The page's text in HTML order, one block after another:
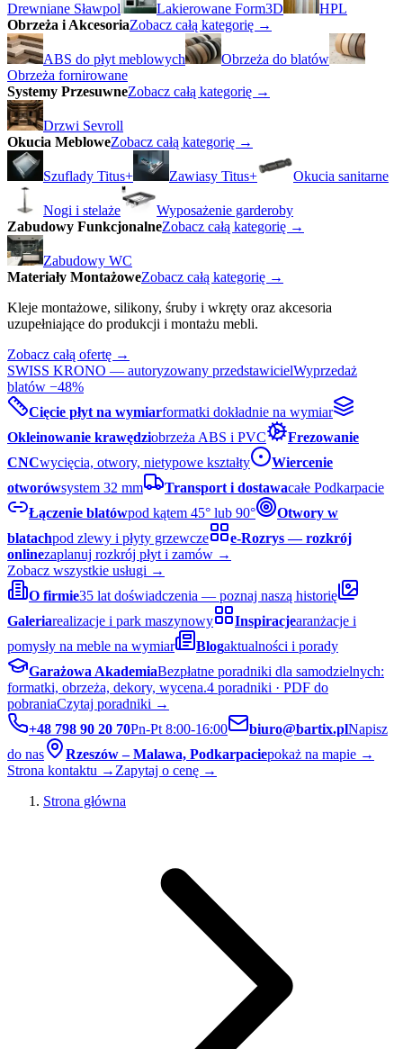
Drewniane Sławpol Lakierowane Form3D
HPL
Obrzeża i AkcesoriaZobacz całą kategorię →
ABS do płyt meblowych
Obrzeża do blatów
Obrzeża fornirowane
Systemy PrzesuwneZobacz całą kategorię →
Drzwi Sevroll
Okucia MebloweZobacz całą kategorię →
Szuflady Titus+ Zawiasy Titus+ Okucia sanitarne
Nogi i stelaże
Wyposażenie garderoby
Zabudowy FunkcjonalneZobacz całą kategorię →
Zabudowy WC
Materiały MontażoweZobacz całą kategorię →
Kleje montażowe, silikony, śruby i wkręty oraz akcesoria
uzupełniające do produkcji i montażu mebli.
Zobacz całą ofertę →
SWISS KRONO — autoryzowany przedstawicielWyprzedaż
blatów −48%
Cięcie płyt na wymiarformatki dokładnie na wymiar
Okleinowanie krawędziobrzeża ABS i PVC
Frezowanie
CNCwycięcia, otwory, nietypowe kształty
Wiercenie
otworówsystem 32 mm Transport i dostawacałe Podkarpacie
Łączenie blatówpod kątem 45° lub 90°
Otwory w
blatachpod zlewy i płyty grzewcze
e-Rozrys — rozkrój
onlinezaplanuj rozkrój płyt i zamów →
Zobacz wszystkie usługi →
O firmie35 lat doświadczenia — poznaj naszą historię
Galeriarealizacje i park maszynowy Inspiracjearanżacje i
pomysły na meble na wymiar
Blogaktualności i porady
Garażowa AkademiaBezpłatne poradniki dla samodzielnych:
formatki, obrzeża, dekory, wycena.4 poradniki · PDF do
pobraniaCzytaj poradniki →
+48 798 90 20 70Pn-Pt 8:00-16:00 biuro@bartix.plNapisz
do nas
Rzeszów – Malawa, Podkarpaciepokaż na mapie →
Strona kontaktu → Zapytaj o cenę →
Strona główna